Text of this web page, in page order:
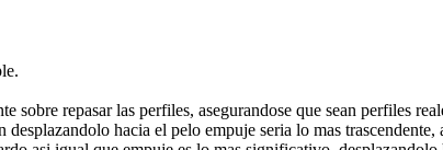
sobre repasar las perfiles, asegurandose que sean perfiles
hacia el pelo empuje seria lo mas trascendente,